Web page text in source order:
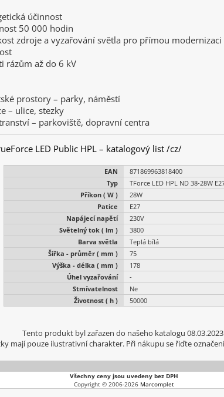
účinnost
50 000 hodin
zdroje a vyzařování světla pro přímou modernizaci
rázům až do 6 kV
prostory – parky, náměstí
– ulice, stezky
– parkoviště, dopravní centra
LED Public HPL – katalogový list /cz/
EAN
871869963818400
Typ
TForce LED HPL ND 38-28W
Příkon ( W )
28W
Patice
E27
Napájecí napětí
230V
Světelný tok ( lm )
3800
Barva světla
Teplá bílá
Šířka - průměr ( mm )
75
Výška - délka ( mm )
178
Úhel vyzařování
-
Stmívatelnost
Ne
Životnost ( h )
50000
Tento produkt byl zařazen do našeho katalogu
mají pouze ilustrativní charakter. Při nákupu se řiďte
Všechny ceny jsou uvedeny bez DPH
Copyright © 2006-2026 Marcomplet